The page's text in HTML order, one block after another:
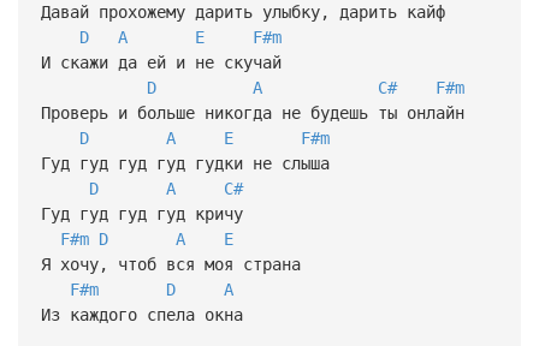
Давай прохожему дарить улыбку, дарить кайф
D
A E
F#m
И скажи да ей и не скучай
D
A C#
F#m
Проверь и больше никогда не будешь ты онлайн
D
A E
F#m
Гуд гуд гуд гуд гудки не слыша
D
A
C#
Гуд гуд гуд гуд кричу
F#m D A
E
Я хочу, чтоб вся моя страна
F#m
D
A
Из каждого спела окна